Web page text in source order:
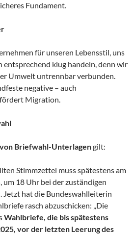
Fundament.
für unseren Lebensstil, uns
klug handeln, denn wir
Umwelt untrennbar verbunden.
negative – auch
Migration.
Briefwahl-Unterlagengilt:
Stimmzettel muss spätestens am
um 18 Uhr bei der zuständigen
Jetzt hat die Bundeswahlleiterin
rasch abzuschicken: „Die
Wahlbriefe, die bis spätestens
vor der letzten Leerung des